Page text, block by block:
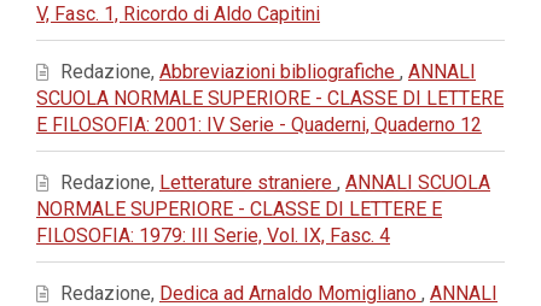
V, Fasc. 1, Ricordo di Aldo Capitini
Redazione, Abbreviazioni bibliografiche , ANNALI
SCUOLA NORMALE SUPERIORE - CLASSE DI LETTERE
E FILOSOFIA: 2001: IV Serie - Quaderni, Quaderno 12
Redazione, Letterature straniere , ANNALI SCUOLA
NORMALE SUPERIORE - CLASSE DI LETTERE E
FILOSOFIA: 1979: III Serie, Vol. IX, Fasc. 4
Redazione, Dedica ad Arnaldo Momigliano , ANNALI